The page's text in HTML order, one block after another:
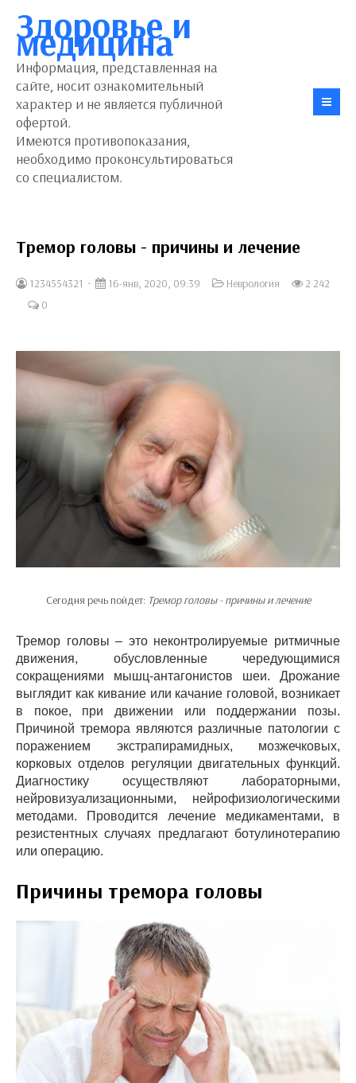
Здоровье и
медицина
Информация, представленная на
сайте, носит ознакомительный
характер и не является публичной
офертой.
Имеются противопоказания,
необходимо проконсультироваться
со специалистом.
Тремор головы - причины и лечение
1234554321 16-янв, 2020, 09:39 Неврология
2 242
0
Сегодня речь пойдет: Тремор головы - причины и лечение
Тремор головы – это неконтролируемые ритмичные
движения, обусловленные чередующимися
сокращениями мышц-антагонистов шеи. Дрожание
выглядит как кивание или качание головой, возникает
в покое, при движении или поддержании позы.
Причиной тремора являются различные патологии с
поражением экстрапирамидных, мозжечковых,
корковых отделов регуляции двигательных функций.
Диагностику осуществляют лабораторными,
нейровизуализационными, нейрофизиологическими
методами. Проводится лечение медикаментами, в
резистентных случаях предлагают ботулинотерапию
или операцию.
Причины тремора головы